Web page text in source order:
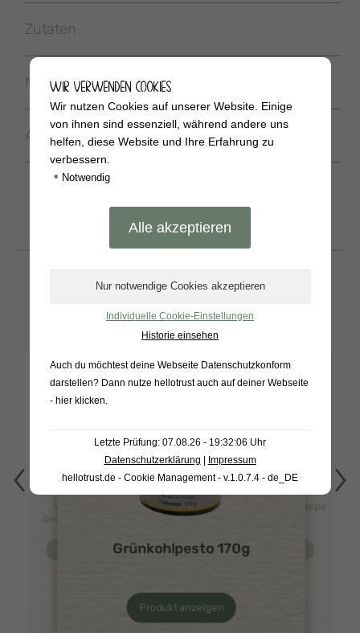
Zutaten
Nährwerte
Allergene
BELIEBTE
Produkt anzeigenGrünkohlpesto 170g
Produkt anzeigen
Produkt anzeigen
WIR VERWENDEN COOKIES
Wir nutzen Cookies auf unserer Website. Einige
von ihnen sind essenziell, während andere uns
helfen, diese Website und Ihre Erfahrung zu
verbessern.
• Notwendig
Individuelle Cookie-Einstellungen
Historie einsehen
Auch du möchtest deine Webseite Datenschutzkonform
darstellen? Dann nutze hellotrust auch auf deiner Webseite
- hier klicken.
Letzte Prüfung: 07.08.26 - 19:32:06 Uhr
Datenschutzerklärung
Impressum
hellotrust.de - Cookie Management - v.1.0.7.4 - de_DE